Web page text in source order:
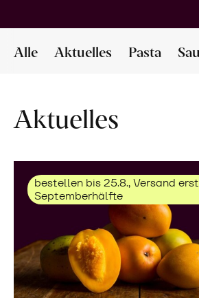
Alle Aktuelles Pasta
Aktuelles
bestellen bis 25.8., Versand
Septemberhälfte